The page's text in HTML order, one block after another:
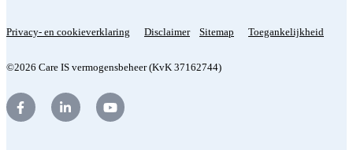
Privacy- en cookieverklaring Disclaimer Sitemap Toegankelijkheid
©2026 Care IS vermogensbeheer (KvK 37162744)